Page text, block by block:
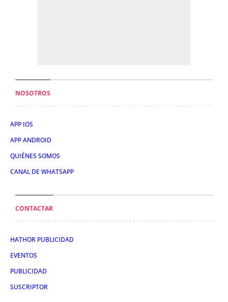
NOSOTROS
APP IOS
APP ANDROID
QUIÉNES SOMOS
CANAL DE WHATSAPP
CONTACTAR
HATHOR PUBLICIDAD
EVENTOS
PUBLICIDAD
SUSCRIPTOR